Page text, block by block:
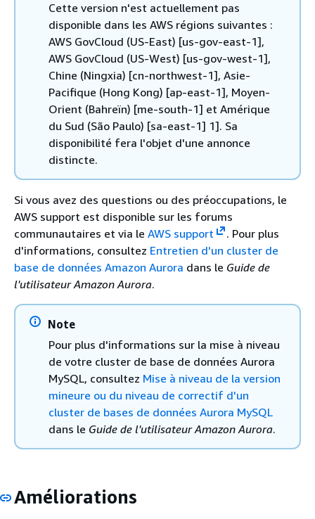
Cette version n'est actuellement pas
disponible dans les AWS régions suivantes :
AWS GovCloud (US-East) [us-gov-east-1],
AWS GovCloud (US-West) [us-gov-west-1],
Chine (Ningxia) [cn-northwest-1], Asie-
Pacifique (Hong Kong) [ap-east-1], Moyen-
Orient (Bahreïn) [me-south-1] et Amérique
du Sud (São Paulo) [sa-east-1] 1]. Sa
disponibilité fera l'objet d'une annonce
distincte.
Si vous avez des questions ou des préoccupations, le
AWS support est disponible sur les forums
communautaires et via le AWS support
. Pour plus
d'informations, consultez Entretien d'un cluster de
base de données Amazon Aurora dans le Guide de
l'utilisateur Amazon Aurora.
Note
Pour plus d'informations sur la mise à niveau
de votre cluster de base de données Aurora
MySQL, consultez Mise à niveau de la version
mineure ou du niveau de correctif d'un
cluster de bases de données Aurora MySQL
dans le Guide de l'utilisateur Amazon Aurora.
Améliorations